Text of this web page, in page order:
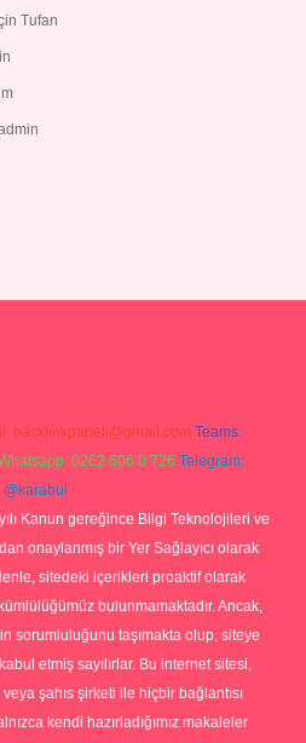
Tufan
backlinkpaneli@gmail.com Teams:
0262 606 0 726 Telegram:
@karabul
Kanun gereğince Bilgi Teknolojileri ve
onaylanmış bir Yer Sağlayıcı olarak
sitedeki içerikleri proaktif olarak
bulunmamaktadır. Ancak,
sorumluluğunu taşımakta olup, siteye
etmiş sayılırlar. Bu internet sitesi,
şahıs şirketi ile hiçbir bağlantısı
kendi hazırladığımız makaleler